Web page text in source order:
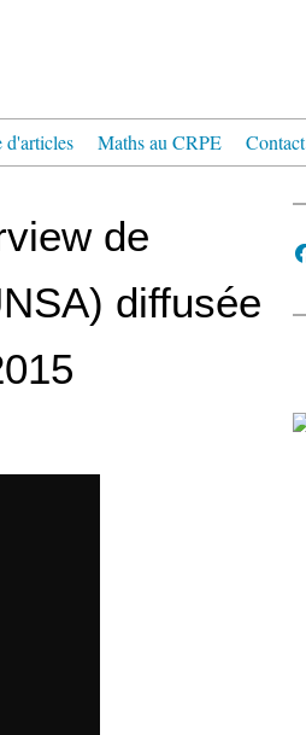
d'articles Maths au CRPE Contact
de
diffusée